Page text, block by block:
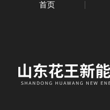
首页